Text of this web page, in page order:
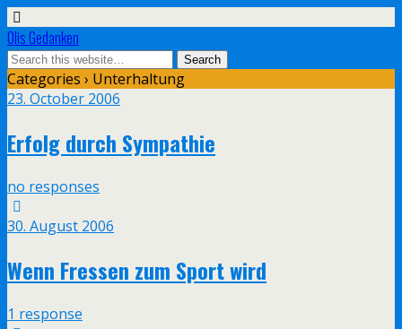
Olis Gedanken
Categories › Unterhaltung
23. October 2006
Erfolg durch Sympathie
no responses
30. August 2006
Wenn Fressen zum Sport wird
1 response